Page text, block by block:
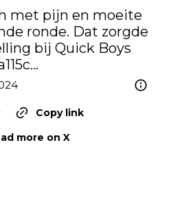
met pijn en moeite
ronde. Dat zorgde
Copy link
more on X